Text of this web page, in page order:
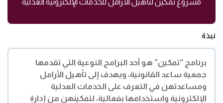
مشروع تمكين لتأهيل الأرامل للخدمات الإلكترونية العدلية
نبذة
برنامج “تمكين” هو أحد البرامج النوعية التي تقدمها
جمعية ساعد القانونية، ويهدف إلى تأهيل الأرامل
ومساعدتهن في التعرف على الخدمات العدلية
الإلكترونية واستخدامها بفعالية، لتمكينهن من إدارة